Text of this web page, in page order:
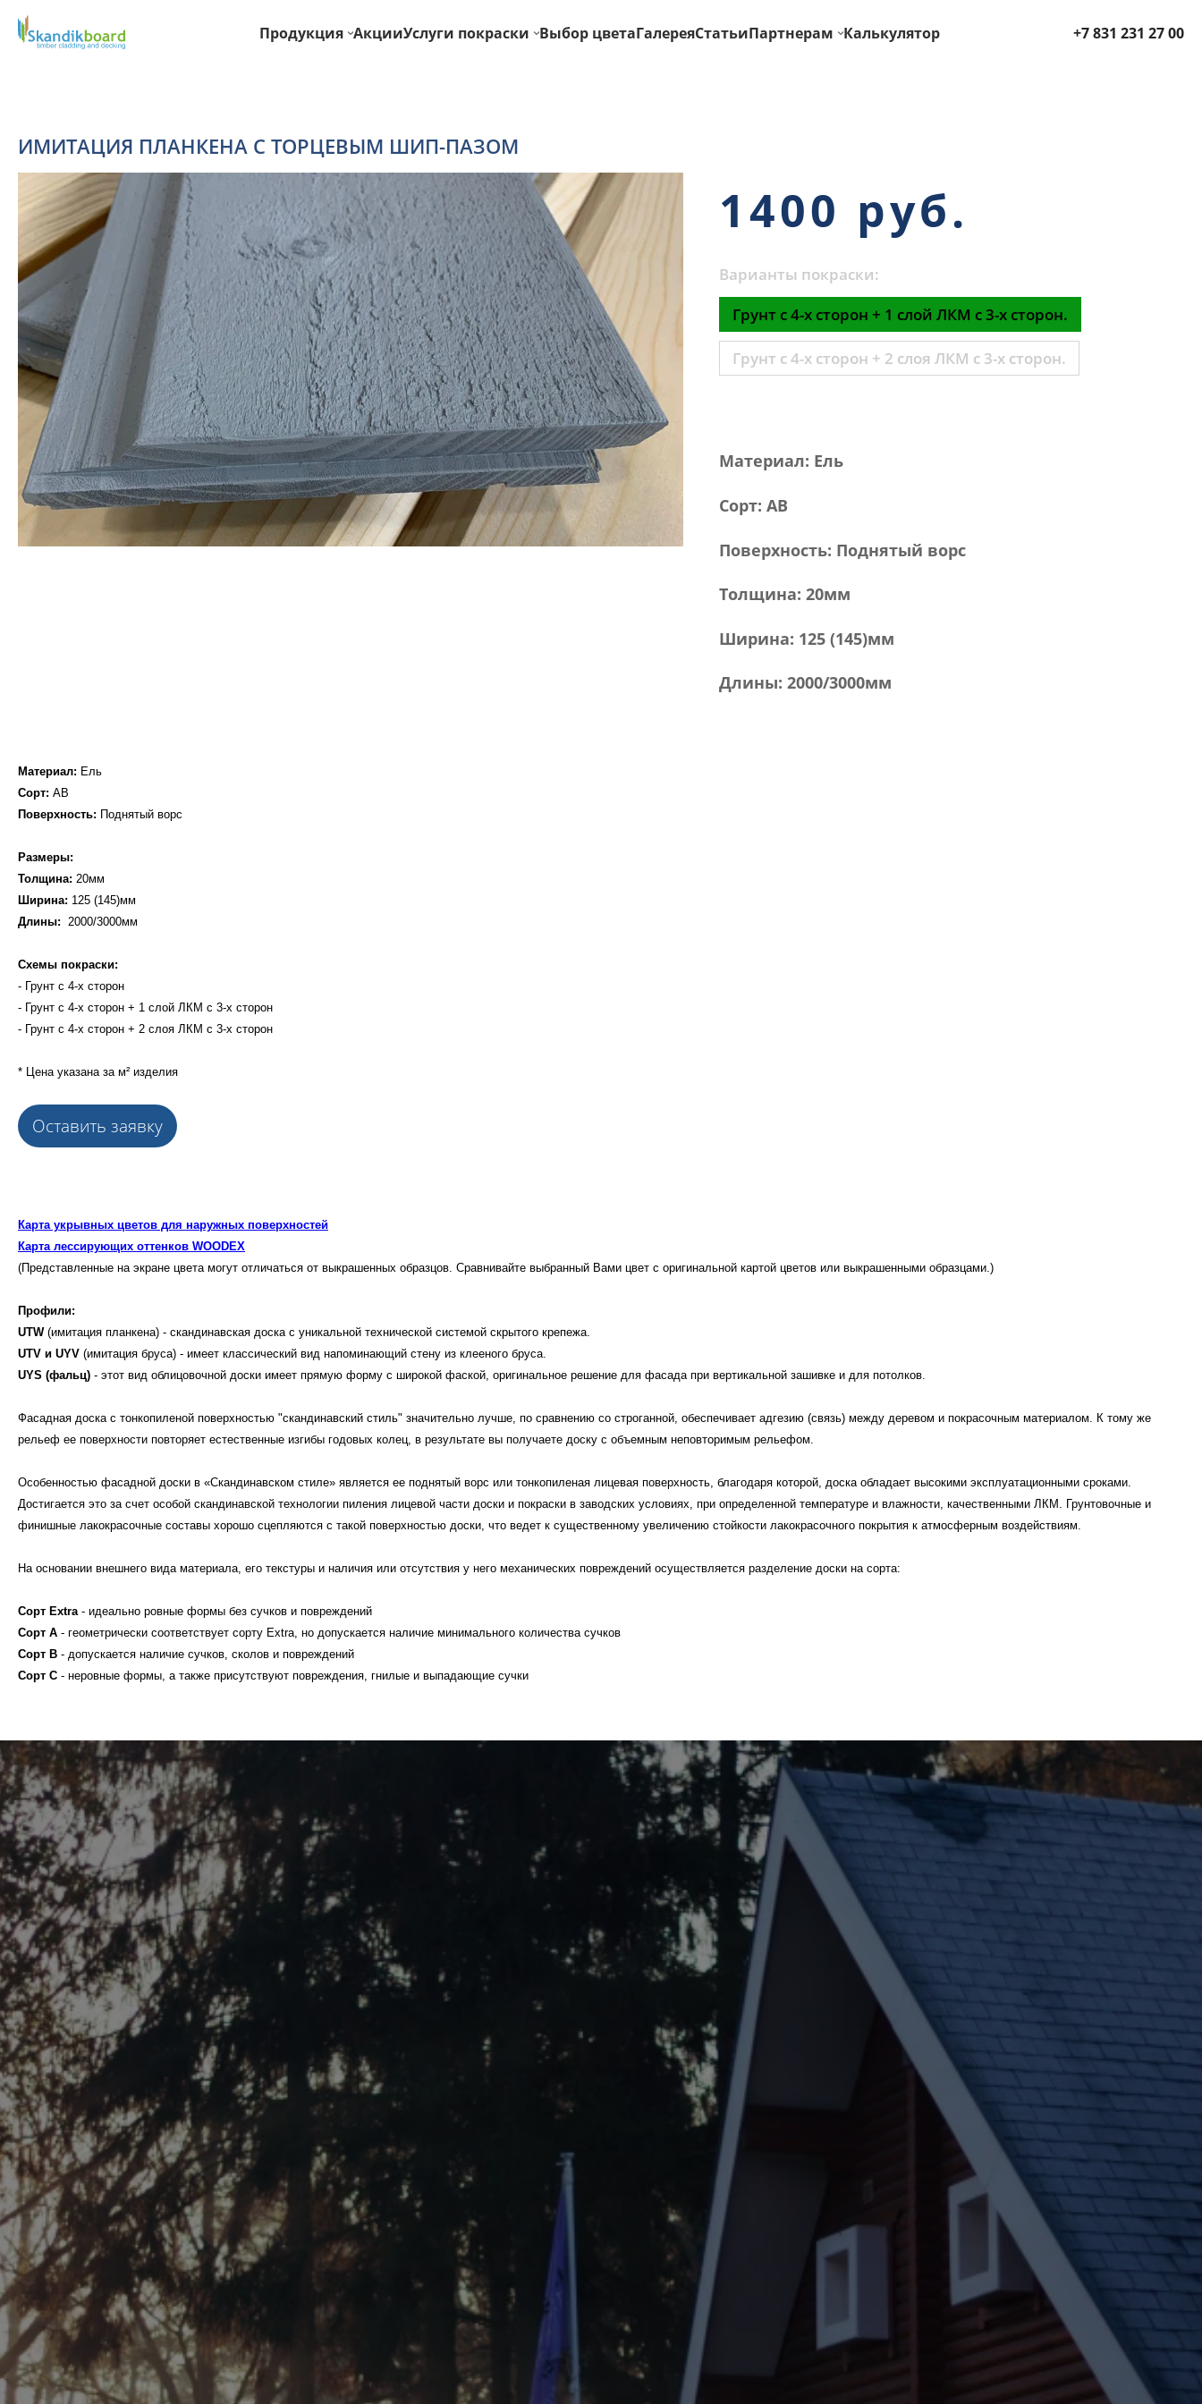
Продукция АкцииУслуги покраски Выбор цветаГалереяСтатьиПартнерам Калькулятор +7 831 231 27 00
ИМИТАЦИЯ ПЛАНКЕНА С ТОРЦЕВЫМ ШИП-ПАЗОМ
1400 руб.
Варианты покраски:
Грунт с 4-х сторон + 1 слой ЛКМ с 3-х сторон.
Грунт с 4-х сторон + 2 слоя ЛКМ с 3-х сторон.
Материал: Ель
Сорт: AB
Поверхность: Поднятый ворс
Толщина: 20мм
Ширина: 125 (145)мм
Длины: 2000/3000мм
Материал: Ель
Сорт: AB
Поверхность: Поднятый ворс
Размеры:
Толщина: 20мм
Ширина: 125 (145)мм
Длины: 2000/3000мм
Схемы покраски:
- Грунт с 4-х сторон
- Грунт с 4-х сторон + 1 слой ЛКМ с 3-х сторон
- Грунт с 4-х сторон + 2 слоя ЛКМ с 3-х сторон
* Цена указана за м² изделия
Оставить заявку
Карта укрывных цветов для наружных поверхностей
Карта лессирующих оттенков WOODEX
(Представленные на экране цвета могут отличаться от выкрашенных образцов. Сравнивайте выбранный Вами цвет с оригинальной картой цветов или выкрашенными образцами.)
Профили:
UTW (имитация планкена) - cкандинавская доска с уникальной технической системой скрытого крепежа.
UTV и UYV (имитация бруса) - имеет классический вид напоминающий стену из клееного бруса.
UYS (фальц) - этот вид облицовочной доски имеет прямую форму с широкой фаской, оригинальное решение для фасада при вертикальной зашивке и для потолков.
Фасадная доска с тонкопиленой поверхностью "скандинавский стиль" значительно лучше, по сравнению со строганной, обеспечивает адгезию (связь) между деревом и покрасочным материалом. К тому же
рельеф ее поверхности повторяет естественные изгибы годовых колец, в результате вы получаете доску с объемным неповторимым рельефом.
Особенностью фасадной доски в «Скандинавском стиле» является ее поднятый ворс или тонкопиленая лицевая поверхность, благодаря которой, доска обладает высокими эксплуатационными сроками.
Достигается это за счет особой скандинавской технологии пиления лицевой части доски и покраски в заводских условиях, при определенной температуре и влажности, качественными ЛКМ. Грунтовочные и
финишные лакокрасочные составы хорошо сцепляются с такой поверхностью доски, что ведет к существенному увеличению стойкости лакокрасочного покрытия к атмосферным воздействиям.
На основании внешнего вида материала, его текстуры и наличия или отсутствия у него механических повреждений осуществляется разделение доски на сорта:
Сорт Extra- идеально ровные формы без сучков и повреждений
Сорт A - геометрически соответствует сорту Extra, но допускается наличие минимального количества сучков
Сорт B - допускается наличие сучков, сколов и повреждений
Сорт C - неровные формы, а также присутствуют повреждения, гнилые и выпадающие сучки